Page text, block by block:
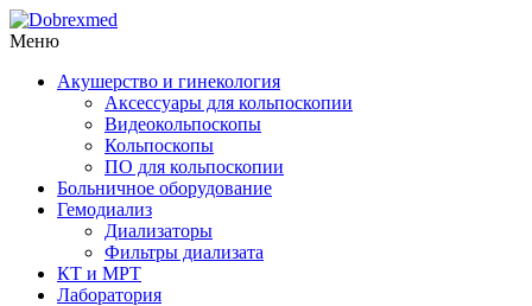
Меню
Акушерство и гинекология
Аксессуары для кольпоскопии
Видеокольпоскопы
Кольпоскопы
ПО для кольпоскопии
Больничное оборудование
Гемодиализ
Диализаторы
Фильтры диализата
КТ и МРТ
Лаборатория